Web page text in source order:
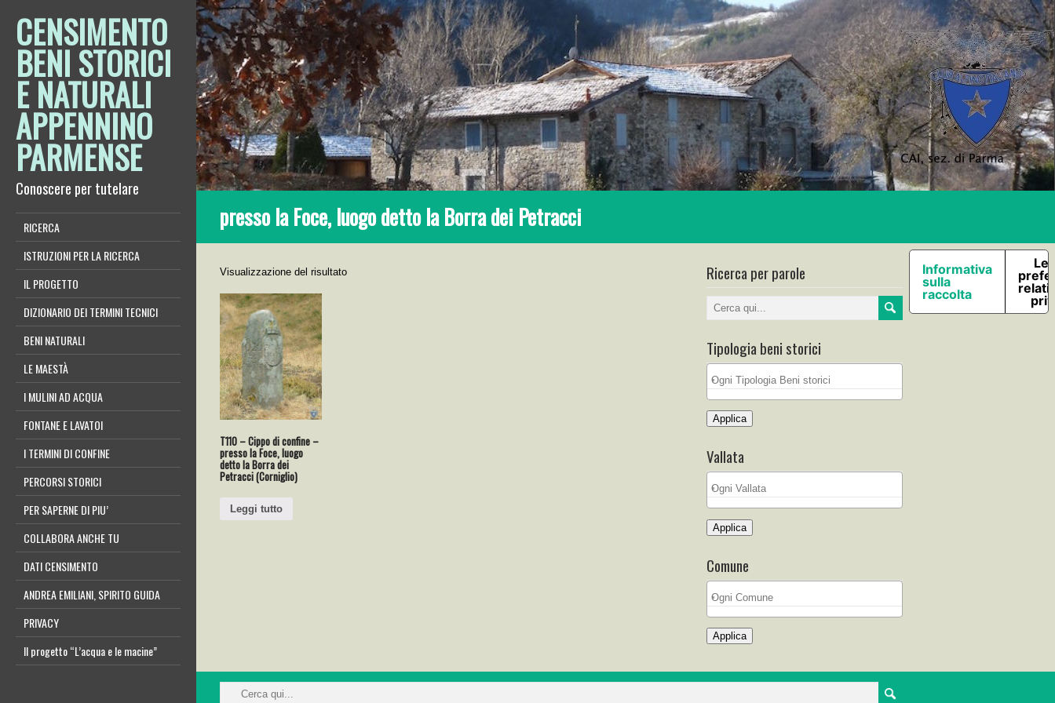
CENSIMENTO
BENI STORICI
E NATURALI
APPENNINO
PARMENSE
Conoscere per tutelare
RICERCA
ISTRUZIONI PER LA RICERCA
IL PROGETTO
DIZIONARIO DEI TERMINI TECNICI
BENI NATURALI
LE MAESTÀ
I MULINI AD ACQUA
FONTANE E LAVATOI
I TERMINI DI CONFINE
PERCORSI STORICI
PER SAPERNE DI PIU’
COLLABORA ANCHE TU
DATI CENSIMENTO
ANDREA EMILIANI, SPIRITO GUIDA
PRIVACY
Il progetto “L’acqua e le macine”
presso la Foce, luogo detto la Borra dei Petracci
Visualizzazione del risultato
T110 – Cippo di confine –
presso la Foce, luogo
detto la Borra dei
Petracci (Corniglio)
Leggi tutto
Ricerca per parole
Tipologia beni storici
Applica
Vallata
Applica
Comune
Applica
Informativa
sulla
raccolta
Le